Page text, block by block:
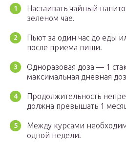
Настаивать чайный
зеленом чае.
Пьют за один час до еды
после приема пищи.
Одноразовая доза — 1
максимальная дневная
Продолжительность
должна превышать 1
Между курсами
одной недели.